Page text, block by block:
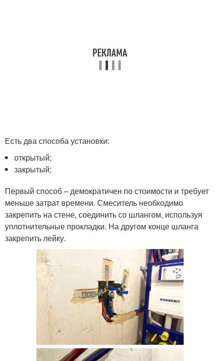
Есть два способа установки:
открытый;
закрытый;
Первый способ – демократичен по стоимости и требует
меньше затрат времени. Смеситель необходимо
закрепить на стене, соединить со шлангом, используя
уплотнительные прокладки. На другом конце шланга
закрепить лейку.